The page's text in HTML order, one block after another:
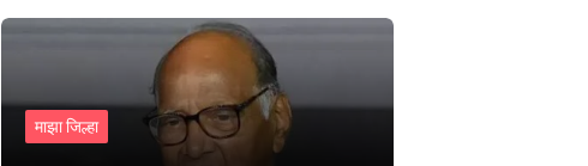
माझा जिल्हा